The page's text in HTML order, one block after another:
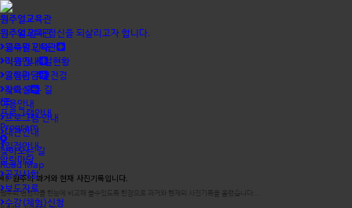
원주얼교육관
원주얼교육관
교육관 안내
직원 및 시설현황
교육관 주변전경
찾아 오는 길
이용안내
프로그램 안내
대관안내
일정안내
알림마당
공지사항
보도자료
수강(체험)신청
원주얼교육관
원주의 얼과 정신을 되살리고자 합니다.
원주얼교육관
이용안내
알림마당
자료실
프로그램안내
Program
찾아오는 길
Road Map
원주의 과거와 현재 사진기록입니다.
원주의 변천사를 한눈에 비교해 볼수있도록 한장으로 과거와 현재의 사진기록을 올렸습니다...